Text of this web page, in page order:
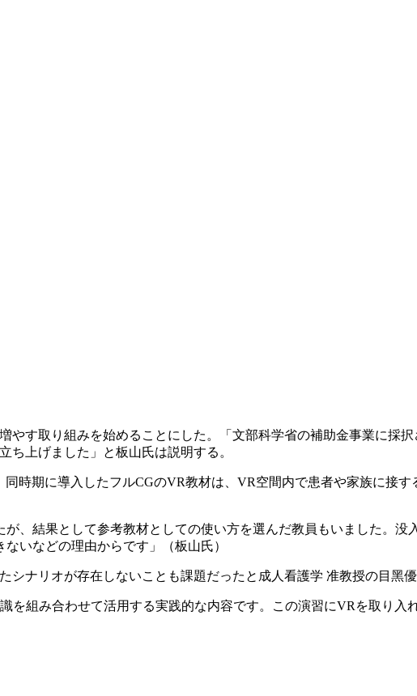
す取り組みを始めることにした。「文部科学省の補助金事業に採
ち上げました」と板山氏は説明する。
時期に導入したフルCGのVR教材は、VR空間内で患者や家族に接
、結果として参考教材としての使い方を選んだ教員もいました。没
いなどの理由からです」（板山氏）
ナリオが存在しないことも課題だったと成人看護学 准教授の目黑優
を組み合わせて活用する実践的な内容です。この演習にVRを取り入